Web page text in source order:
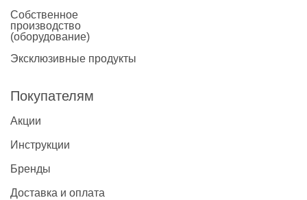
Собственное
производство
(оборудование)
Эксклюзивные продукты
Покупателям
Акции
Инструкции
Бренды
Доставка и оплата